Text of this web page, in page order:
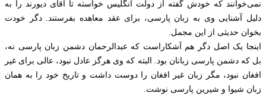
نمی‌خوانند که خودش گفته از دولت انگلیس خواسته تا آقای دیورند را به
دلیل آشنایی وی به زبان پارسی، برای عقد معاهده بفرستند. دگر خودت
بخوان حدیثی از این مجمل.
اینجا یک اصل دگر هم آشکاراست که عبدالرحمان دشمن زبان پارسی نه،
بل که دشمن پارسی زبانان بود. البته که وی هرگز عادل نبود، عالی برای غیر
افغان نبود، مگر زبان غیر افغان را دوست داشت و تاریخ خود را به همان
زبان شیوا و‌ شیرین پارسی نوشت.